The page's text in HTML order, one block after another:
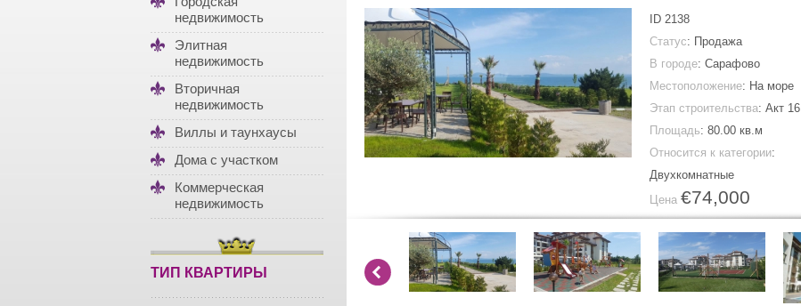
недвижимость
Элитная
недвижимость
Вторичная
недвижимость
Виллы и таунхаусы
Дома с участком
Коммерческая
недвижимость
ТИП КВАРТИРЫ
ID 2138
Статус: Продажа
В городе: Сарафово
Местоположение: На море
Этап строительства: Акт 16
Площадь: 80.00 кв.м
Относится к категории:
Двухкомнатные
Цена €74,000